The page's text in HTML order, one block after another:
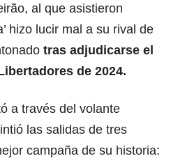
al que asistieron
hizo lucir mal a su rival de
tras adjudicarse el
de 2024.
a través del volante
las salidas de tres
campaña de su historia: